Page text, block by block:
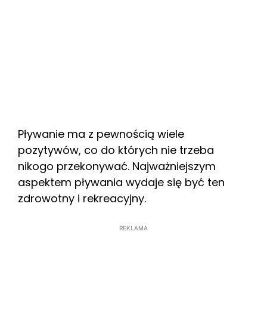
Pływanie ma z pewnością wiele
pozytywów, co do których nie trzeba
nikogo przekonywać. Najważniejszym
aspektem pływania wydaje się być ten
zdrowotny i rekreacyjny.
REKLAMA